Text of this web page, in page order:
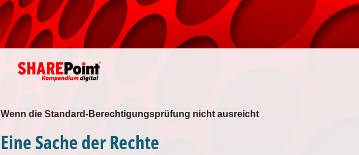
Wenn die Standard-Berechtigungsprüfung nicht ausreicht
Eine Sache der Rechte